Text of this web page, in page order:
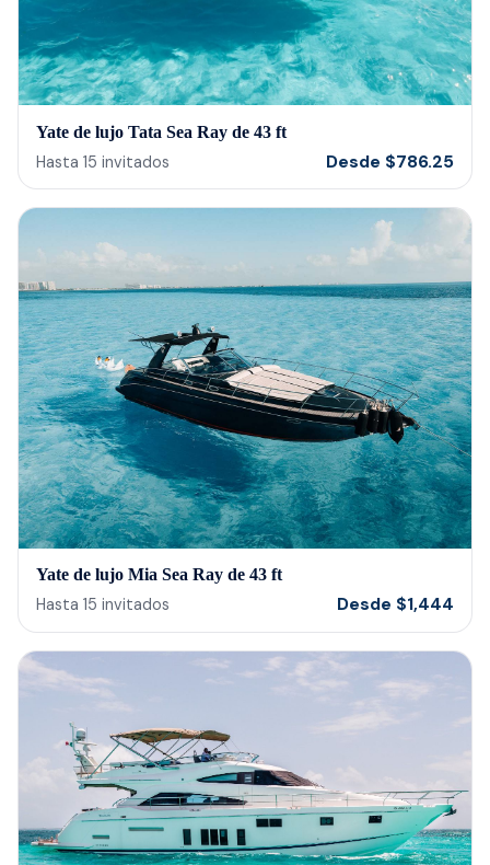
Yate de lujo Tata Sea Ray de 43 ft
Hasta 15 invitados Desde $786.25
Yate de lujo Mia Sea Ray de 43 ft
Hasta 15 invitados Desde $1,444